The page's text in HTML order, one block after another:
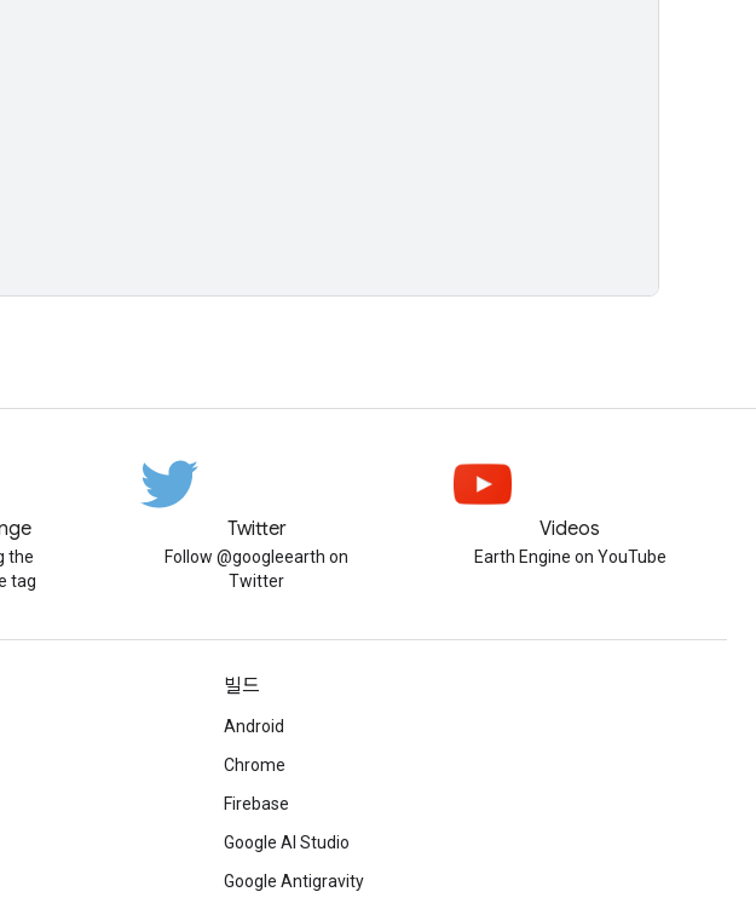
the
tag
Twitter
Follow @googleearth on
Twitter
Videos
Earth Engine on YouTube
빌드
Android
Chrome
Firebase
Google AI Studio
Google Antigravity